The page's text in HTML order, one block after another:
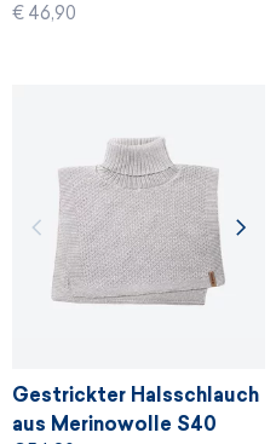
S33
€ 46,90
Gestrickter Halsschlauch
aus Merinowolle S40